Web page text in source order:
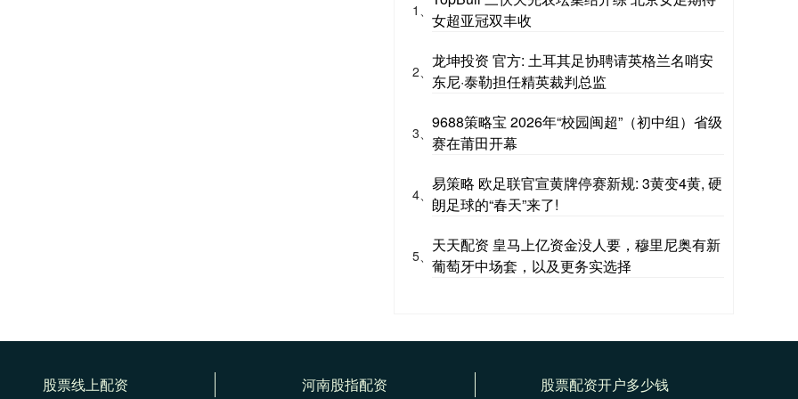
1、 女超亚冠双丰收
2、
龙坤投资 官方: 土耳其足协聘请英格兰名哨安
东尼·泰勒担任精英裁判总监
3、
9688策略宝 2026年“校园闽超”（初中组）省级
赛在莆田开幕
4、
易策略 欧足联官宣黄牌停赛新规: 3黄变4黄, 硬
朗足球的“春天”来了!
5、
天天配资 皇马上亿资金没人要，穆里尼奥有新
葡萄牙中场套，以及更务实选择
股票线上配资 河南股指配资 股票配资开户多少钱